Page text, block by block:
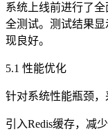
系统上线前进行了
全测试。测试结果
现良好。
5.1 性能优化
针对系统性能瓶颈，
引入Redis缓存，减